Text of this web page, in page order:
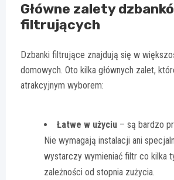
Główne zalety
filtrujących
Dzbanki filtrujące znajdują się w
domowych. Oto kilka głównych zalet,
atrakcyjnym wyborem:
Łatwe w użyciu – są bardzo
Nie wymagają instalacji ani
wystarczy wymieniać filtr co kilka
zależności od stopnia zużycia.